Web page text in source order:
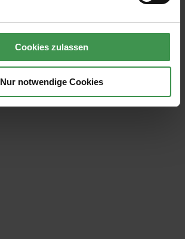
Cookies zulassen
Nur notwendige Cookies